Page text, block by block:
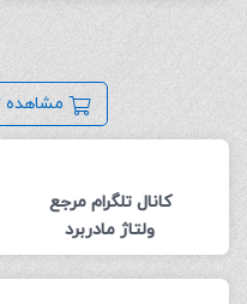
کانال تلگرام مرجع
ولتاژ مادربرد
T.ME/AZVOLTAGEMAP
) A-Z )